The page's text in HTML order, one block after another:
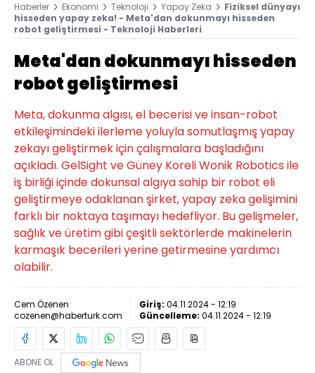
Haberler Ekonomi Teknoloji Yapay Zeka
Fiziksel dünyayı
hisseden yapay zeka! - Meta'dan dokunmayı hisseden
robot geliştirmesi - Teknoloji Haberleri
Meta'dan dokunmayı hisseden
robot geliştirmesi
Meta, dokunma algısı, el becerisi ve insan-robot
etkileşimindeki ilerleme yoluyla somutlaşmış yapay
zekayı geliştirmek için çalışmalara başladığını
açıkladı. GelSight ve Güney Koreli Wonik Robotics ile
iş birliği içinde dokunsal algıya sahip bir robot eli
geliştirmeye odaklanan şirket, yapay zeka gelişimini
farklı bir noktaya taşımayı hedefliyor. Bu gelişmeler,
sağlık ve üretim gibi çeşitli sektörlerde makinelerin
karmaşık becerileri yerine getirmesine yardımcı
olabilir.
Cem Özenen
cozenen@haberturk.com
Giriş: 04.11.2024 - 12:19
Güncelleme: 04.11.2024 - 12:19
ABONE OL